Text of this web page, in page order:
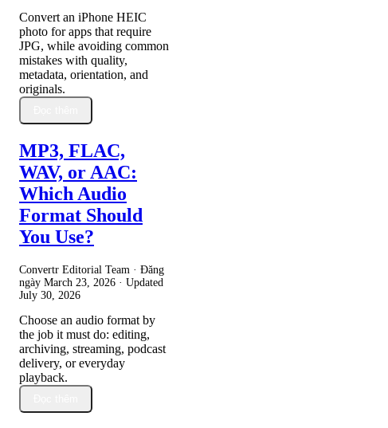
Convert an iPhone HEIC
photo for apps that require
JPG, while avoiding common
mistakes with quality,
metadata, orientation, and
originals.
MP3, FLAC,
WAV, or AAC:
Which Audio
Format Should
You Use?
Convertr Editorial Team · Đăng
ngày March 23, 2026 · Updated
July 30, 2026
Choose an audio format by
the job it must do: editing,
archiving, streaming, podcast
delivery, or everyday
playback.